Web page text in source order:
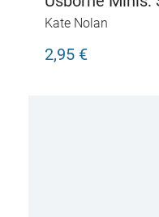
Kate Nolan
2,95 €